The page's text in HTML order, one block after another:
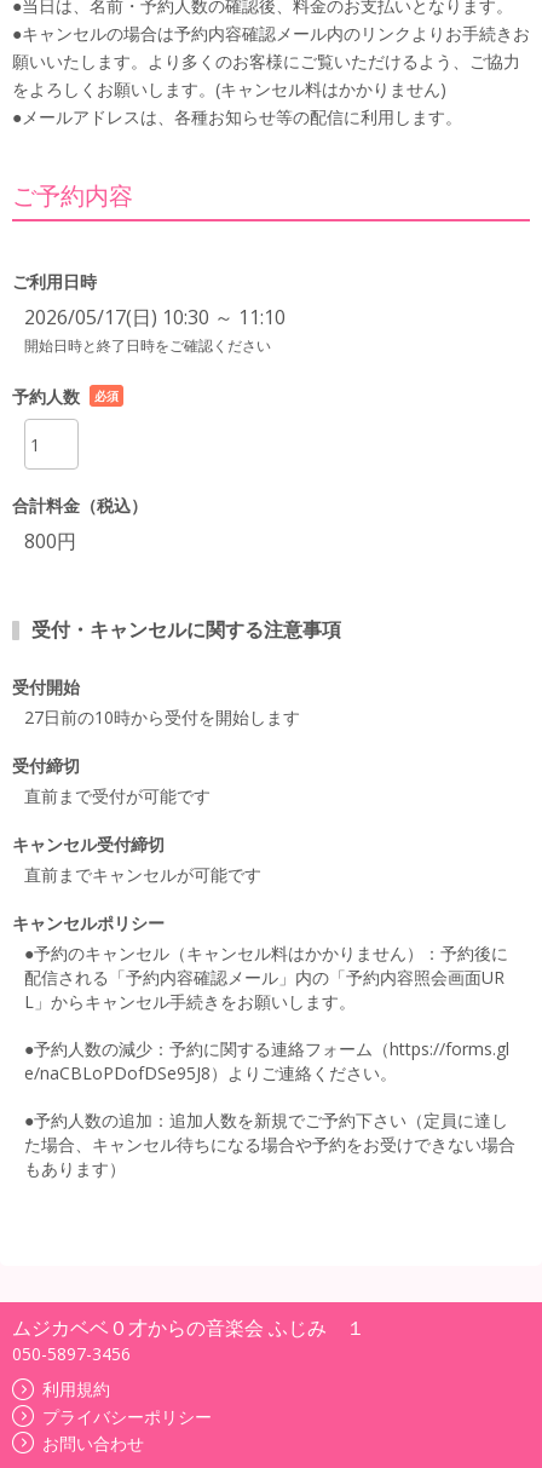
●当日は、名前・予約人数の確認後、料金のお支払いとなります。
●キャンセルの場合は予約内容確認メール内のリンクよりお手続きお
願いいたします。より多くのお客様にご覧いただけるよう、ご協力
をよろしくお願いします。(キャンセル料はかかりません)
●メールアドレスは、各種お知らせ等の配信に利用します。
ご予約内容
ご利用日時
2026/05/17(日) 10:30 ～ 11:10
開始日時と終了日時をご確認ください
予約人数
必須
合計料金（税込）
800円
受付・キャンセルに関する注意事項
受付開始
27日前の10時から受付を開始します
受付締切
直前まで受付が可能です
キャンセル受付締切
直前までキャンセルが可能です
キャンセルポリシー
●予約のキャンセル（キャンセル料はかかりません）：予約後に
配信される「予約内容確認メール」内の「予約内容照会画面UR
L」からキャンセル手続きをお願いします。
●予約人数の減少：予約に関する連絡フォーム（https://forms.gl
e/naCBLoPDofDSe95J8）よりご連絡ください。
●予約人数の追加：追加人数を新規でご予約下さい（定員に達し
た場合、キャンセル待ちになる場合や予約をお受けできない場合
もあります）
ムジカベベ０才からの音楽会 ふじみ １
050-5897-3456
利用規約
プライバシーポリシー
お問い合わせ